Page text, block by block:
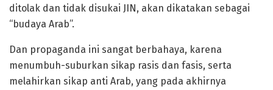
ditolak dan tidak disukai JIN, akan dikatakan sebagai
“budaya Arab”.
Dan propaganda ini sangat berbahaya, karena
menumbuh-suburkan sikap rasis dan fasis, serta
melahirkan sikap anti Arab, yang pada akhirnya